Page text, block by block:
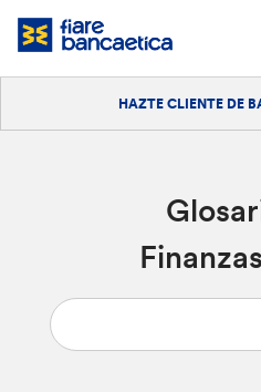
Saltar
HAZTE CLIENTE DE